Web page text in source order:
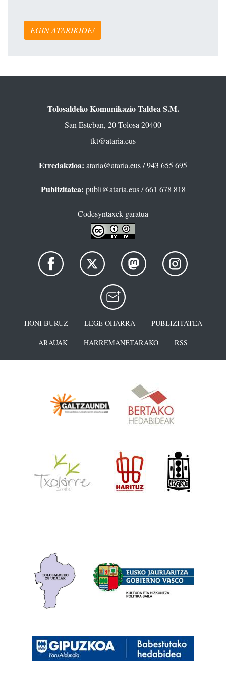
EGIN ATARIKIDE!
Tolosaldeko Komunikazio Taldea S.M.
San Esteban, 20 Tolosa 20400
tkt@ataria.eus
Erredakzioa: ataria@ataria.eus/ 943 655 695
Publizitatea: publi@ataria.eus/ 661 678 818
Codesyntaxek garatua
HONI BURUZ LEGE OHARRA
PUBLIZITATEA
ARAUAK
HARREMANETARAKO RSS